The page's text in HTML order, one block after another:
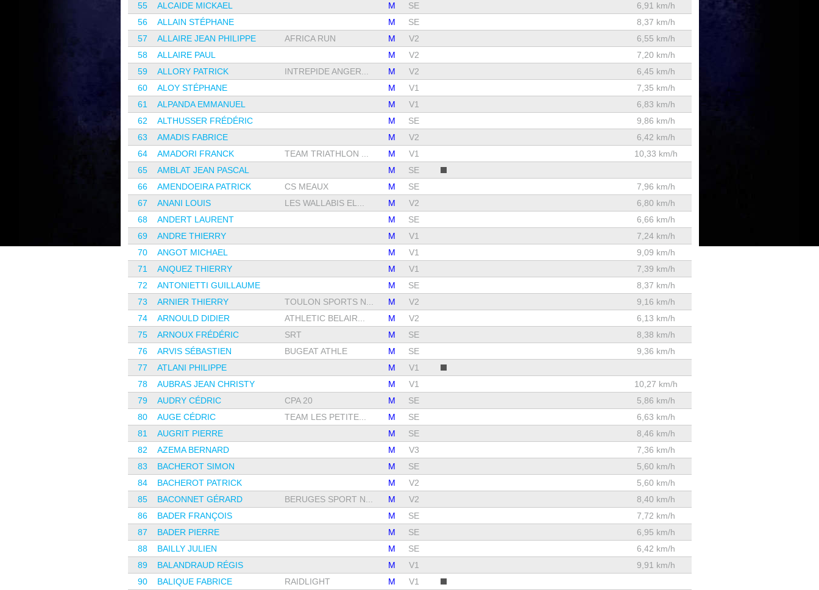
55
ALCAIDE MICKAEL M SE
6,91 km/h
56
ALLAIN STÉPHANE M SE
8,37 km/h
57
ALLAIRE JEAN PHILIPPE AFRICA RUN M V2
6,55 km/h
58
ALLAIRE PAUL M V2
7,20 km/h
59
ALLORY PATRICK INTREPIDE ANGER... M V2
6,45 km/h
60
ALOY STÉPHANE M V1
7,35 km/h
61
ALPANDA EMMANUEL M V1
6,83 km/h
62
ALTHUSSER FRÉDÉRIC M SE
9,86 km/h
63
AMADIS FABRICE M V2
6,42 km/h
64
AMADORI FRANCK TEAM TRIATHLON ... M V1
10,33 km/h
65
AMBLAT JEAN PASCAL M
SE
66
AMENDOEIRA PATRICK CS MEAUX M SE
7,96 km/h
67
ANANI LOUIS LES WALLABIS EL... M V2
6,80 km/h
68
ANDERT LAURENT M SE
6,66 km/h
69
ANDRE THIERRY M V1
7,24 km/h
70
ANGOT MICHAEL M V1
9,09 km/h
71
ANQUEZ THIERRY M V1
7,39 km/h
72
ANTONIETTI GUILLAUME M SE
8,37 km/h
73
ARNIER THIERRY TOULON SPORTS N... M V2
9,16 km/h
74
ARNOULD DIDIER ATHLETIC BELAIR... M V2
6,13 km/h
75
ARNOUX FRÉDÉRIC SRT M SE
8,38 km/h
76
ARVIS SÉBASTIEN BUGEAT ATHLE M SE
9,36 km/h
77
ATLANI PHILIPPE M
V1
78
AUBRAS JEAN CHRISTY M V1
10,27 km/h
79
AUDRY CÉDRIC CPA 20 M SE
5,86 km/h
80
AUGE CÉDRIC TEAM LES PETITE... M SE
6,63 km/h
81
AUGRIT PIERRE M SE
8,46 km/h
82
AZEMA BERNARD M V3
7,36 km/h
83
BACHEROT SIMON M SE
5,60 km/h
84
BACHEROT PATRICK M V2
5,60 km/h
85
BACONNET GÉRARD BERUGES SPORT N... M V2
8,40 km/h
86
BADER FRANÇOIS M SE
7,72 km/h
87
BADER PIERRE M SE
6,95 km/h
88
BAILLY JULIEN M SE
6,42 km/h
89
BALANDRAUD RÉGIS M V1
9,91 km/h
90
BALIQUE FABRICE RAIDLIGHT M
V1